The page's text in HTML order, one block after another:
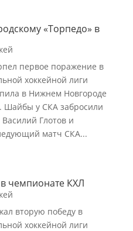
«Торпедо» в
первое поражение в
хоккейной лиги
в Нижнем Новгороде
Шайбы у СКА забросили
Глотов и
матч СКА...
чемпионате КХЛ
вторую победу в
хоккейной лиги